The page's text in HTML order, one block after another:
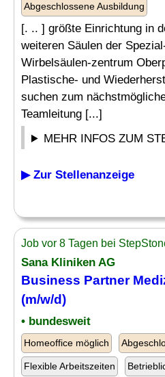
Abgeschlossene Ausbildung
[. .. ] größte Einrichtung in
weiteren Säulen der
Wirbelsäulen-zentrum
Plastische- und
suchen zum
Teamleitung [...]
MEHR INFOS ZUM
▶ Zur Stellenanzeige
Job vor 8 Tagen bei
Sana Kliniken AG
Business Partner
(m/w/d)
• bundesweit
Homeoffice möglich
Flexible Arbeitszeiten